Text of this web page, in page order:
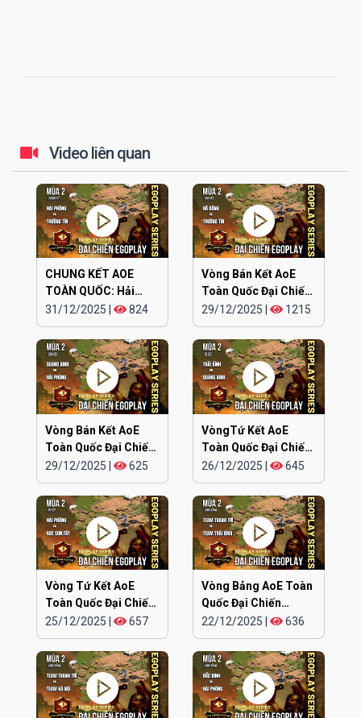
Video liên quan
CHUNG KẾT AOE
TOÀN QUỐC: Hải
Phòng vs Thường Tín
| 44 Random |
30.12.2025
31/12/2025 824
Vòng Bán Kết AoE
Toàn Quốc Đại Chiến
EGOPLAY mùa 2 |
Team Hà Đông vs
Team Thường Tín
29/12/2025 1215
Vòng Bán Kết AoE
Toàn Quốc Đại Chiến
EGOPLAY mùa 2 |
Team Quảng Ninh vs
Team Hải Phòng
29/12/2025 625
VòngTứ Kết AoE
Toàn Quốc Đại Chiến
EGOPLAY mùa 2: Thái
Bình vs Quảng Ninh
26/12/2025 645
Vòng Tứ Kết AoE
Toàn Quốc Đại Chiến
EGOPLAY mùa 2 | Hải
Phòng vs AOE Sơn
Tây
25/12/2025 657
Vòng Bảng AoE Toàn
Quốc Đại Chiến
EGOPLAY mùa 2
Team Thanh Trì vs
Team Thái Bình
22/12/2025 636